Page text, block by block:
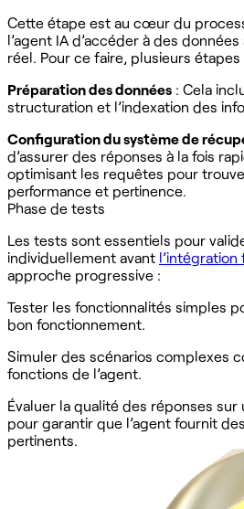
Cette étape est au cœur du
l’agent IA d’accéder à des
réel. Pour ce faire, plusieurs
Préparation des données : Cela
structuration et l’indexation des
Configuration du système de
d’assurer des réponses à la fois
optimisant les requêtes pour
performance et pertinence.
Phase de tests
Les tests sont essentiels pour
individuellement avant l’intégration
approche progressive :
Tester les fonctionnalités simples
bon fonctionnement.
Simuler des scénarios complexes
fonctions de l’agent.
Évaluer la qualité des réponses
pour garantir que l’agent fournit
pertinents.